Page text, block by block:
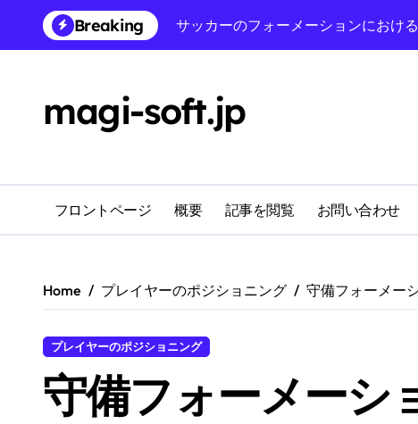
content
Breaking
3-3-4 ディフェンシブフォーメーショ
守備フォーメーションにおける守備
4-4-1-1 ディフェンシブフォーメー
サッカーのフォーメーションにおけ
4-3-3 ディフェンシブフォーメーシ
magi-soft.jp
フロントページ 概要 記事を閲覧 お問い合わせ
Home プレイヤーのポジショニング 守備フォーメー
プレイヤーのポジショニング
守備フォーメーシ